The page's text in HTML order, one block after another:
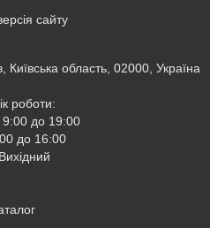
сайту
область, 02000, Україна
роботи:
до 19:00
до 16:00